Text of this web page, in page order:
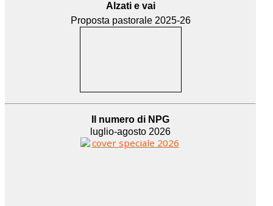
Alzati e vai
Proposta pastorale 2025-26
Il numero di NPG
luglio-agosto 2026